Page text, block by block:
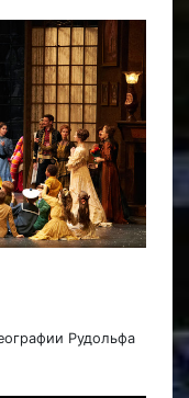
Рудольфа